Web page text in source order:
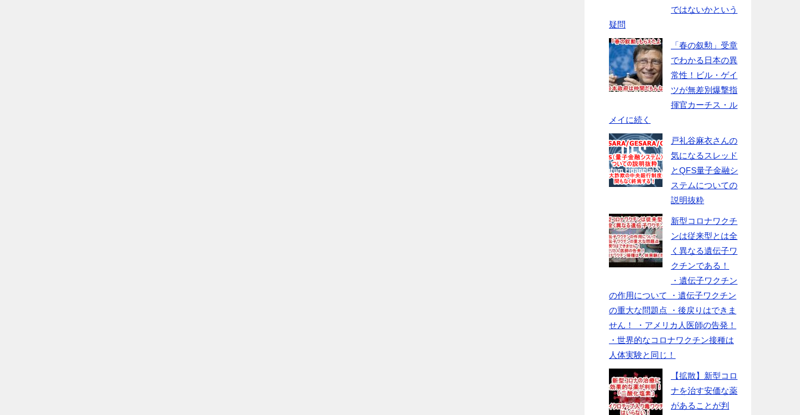
ではないかという
疑問
「春の叙勲」受章
でわかる日本の異
常性！ビル・ゲイ
ツが無差別爆撃指
揮官カーチス・ル
メイに続く
戸礼谷麻衣さんの
気になるスレッド
とQFS量子金融シ
ステムについての
説明抜粋
新型コロナワクチ
ンは従来型とは全
く異なる遺伝子ワ
クチンである！
・遺伝子ワクチン
の作用について ・遺伝子ワクチン
の重大な問題点 ・後戻りはできま
せん！ ・アメリカ人医師の告発！
・世界的なコロナワクチン接種は
人体実験と同じ！
【拡散】新型コロ
ナを治す安価な薬
があることが判